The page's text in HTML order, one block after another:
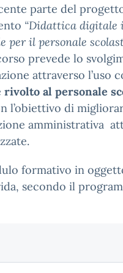
parte del
“Didattica digitale
il personale
prevede lo
attraverso l’uso
rivolto al personale
l’obiettivo di
amministrativa
formativo in
secondo il